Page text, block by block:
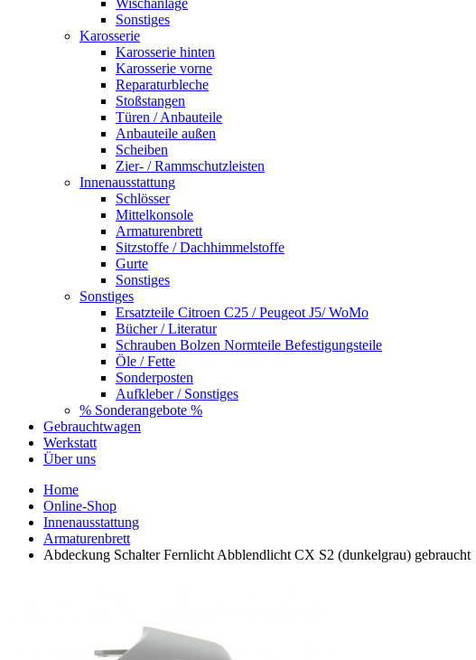
Sonstiges
Karosserie
Karosserie hinten
Karosserie vorne
Reparaturbleche
Stoßstangen
Türen / Anbauteile
Anbauteile außen
Scheiben
Zier- / Rammschutzleisten
Innenausstattung
Schlösser
Mittelkonsole
Armaturenbrett
Sitzstoffe / Dachhimmelstoffe
Gurte
Sonstiges
Sonstiges
Ersatzteile Citroen C25 / Peugeot J5/ WoMo
Bücher / Literatur
Schrauben Bolzen Normteile Befestigungsteile
Öle / Fette
Sonderposten
Aufkleber / Sonstiges
% Sonderangebote %
Gebrauchtwagen
Werkstatt
Über uns
Home
Online-Shop
Innenausstattung
Armaturenbrett
Abdeckung Schalter Fernlicht Abblendlicht CX S2 (dunkelgrau) gebraucht